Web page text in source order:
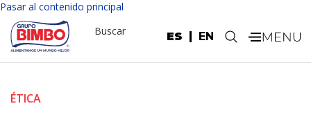
Pasar al contenido principal
ES EN
Buscar .
ÉTICA